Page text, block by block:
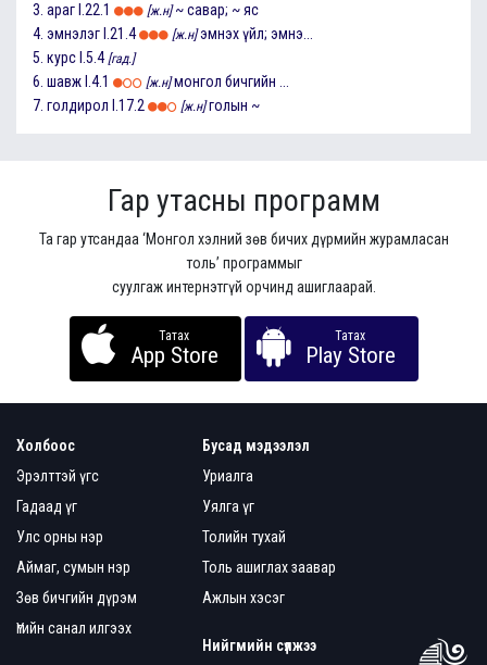
3. араг I.22.1 [ж.н] ~ савар; ~ яс
4. эмнэлэг I.21.4 [ж.н] эмнэх үйл; эмнэ...
5. курс I.5.4 [гад.]
6. шавж I.4.1 [ж.н] монгол бичгийн ...
7. голдирол I.17.2 [ж.н] голын ~
Гар утасны программ
Та гар утсандаа ‘Монгол хэлний зөв бичих дүрмийн журамласан
толь’ программыг
суулгаж интернэтгүй орчинд ашиглаарай.
Татах
App Store
Татах
Play Store
Холбоос
Эрэлттэй үгс
Гадаад үг
Улс орны нэр
Аймаг, сумын нэр
Зөв бичгийн дүрэм
Үгийн санал илгээх
Бусад мэдээлэл
Уриалга
Уялга үг
Толийн тухай
Толь ашиглах заавар
Ажлын хэсэг
Нийгмийн сүлжээ